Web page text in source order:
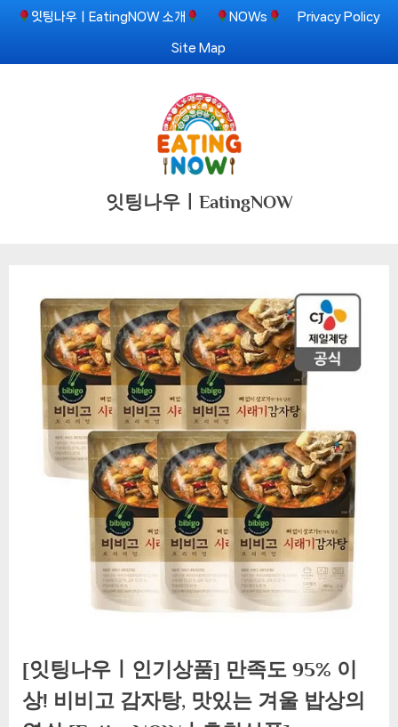
Skip
content
잇팅나우ㅣEatingNOW 소개 NOWs Privacy Policy
Site Map
잇팅나우ㅣEatingNOW
[잇팅나우ㅣ인기상품] 만족도 95% 이
상! 비비고 감자탕, 맛있는 겨울 밥상의